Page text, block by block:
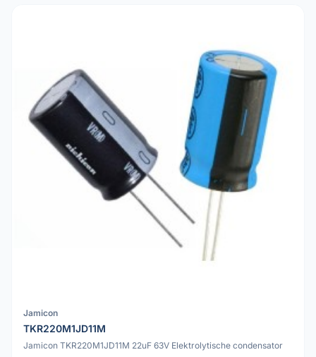
Jamicon
TKR220M1JD11M
Jamicon TKR220M1JD11M 22uF 63V Elektrolytische condensator